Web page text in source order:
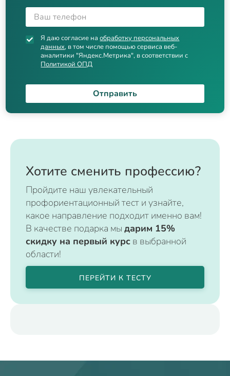
Я даю согласие наобработку персональных
данных, в том числе помощью сервиса веб-
аналитики "Яндекс.Метрика", в соответствии с
Политикой ОПД
Отправить
Хотите сменить профессию?
Пройдите наш увлекательный
профориентационный тест и узнайте,
какое направление подходит именно вам!
В качестве подарка мы дарим 15%
скидку на первый курс в выбранной
области!
ПЕРЕЙТИ К ТЕСТУ